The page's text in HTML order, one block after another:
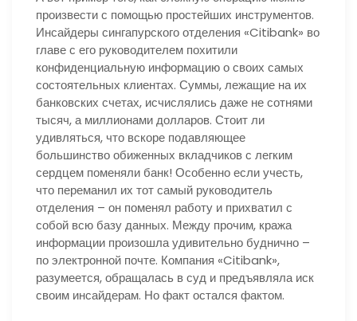
произвести с помощью простейших инструментов.
Инсайдеры сингапурского отделения «Citibank» во
главе с его руководителем похитили
конфиденциальную информацию о своих самых
состоятельных клиентах. Суммы, лежащие на их
банковских счетах, исчислялись даже не сотнями
тысяч, а миллионами долларов. Стоит ли
удивляться, что вскоре подавляющее
большинство обиженных вкладчиков с легким
сердцем поменяли банк! Особенно если учесть,
что переманил их тот самый руководитель
отделения – он поменял работу и прихватил с
собой всю базу данных. Между прочим, кража
информации произошла удивительно буднично –
по электронной почте. Компания «Citibank»,
разумеется, обращалась в суд и предъявляла иск
своим инсайдерам. Но факт остался фактом.